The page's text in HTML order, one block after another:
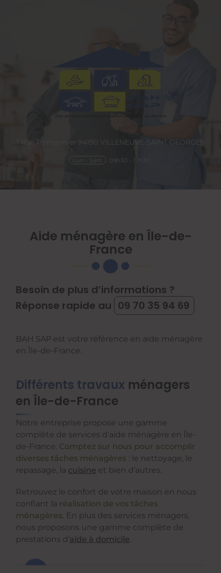
1 Rue Thimonnier 94190 VILLENEUVE-SAINT-GEORGES
Lun - Sam 09h30 - 17h30
Aide ménagère en Île-de-
France
Besoin de plus d’informations ?
Réponse rapide au 09 70 35 94 69
BAH SAP est votre référence en aide ménagère
en Île-de-France.
Différents travaux ménagers
en Île-de-France
Notre entreprise propose une gamme
complète de services d'aide ménagère en Île-
de-France. Comptez sur nous pour accomplir
diverses tâches ménagères : le nettoyage, le
repassage, la cuisine et bien d’autres.
Retrouvez le confort de votre maison en nous
confiant la réalisation de vos tâches
ménagères. En plus des services ménagers,
nous proposons une gamme complète de
prestations d’aide à domicile.